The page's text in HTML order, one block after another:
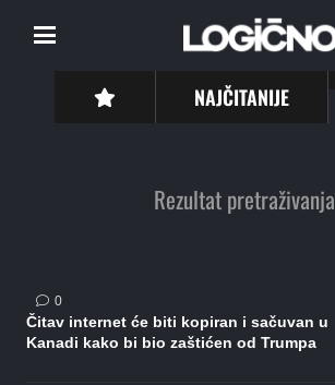
NAJČITANIJE
Rezultat pretraživanja
0
Čitav internet će biti kopiran i sačuvan u
Kanadi kako bi bio zaštićen od Trumpa